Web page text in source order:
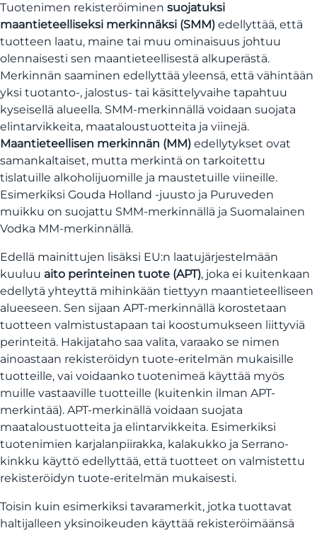
Tuotenimen rekisteröiminen suojatuksi
maantieteelliseksi merkinnäksi (SMM) edellyttää, että
tuotteen laatu, maine tai muu ominaisuus johtuu
olennaisesti sen maantieteellisestä alkuperästä.
Merkinnän saaminen edellyttää yleensä, että vähintään
yksi tuotanto-, jalostus- tai käsittelyvaihe tapahtuu
kyseisellä alueella. SMM-merkinnällä voidaan suojata
elintarvikkeita, maataloustuotteita ja viinejä.
Maantieteellisen merkinnän (MM) edellytykset ovat
samankaltaiset, mutta merkintä on tarkoitettu
tislatuille alkoholijuomille ja maustetuille viineille.
Esimerkiksi Gouda Holland -juusto ja Puruveden
muikku on suojattu SMM-merkinnällä ja Suomalainen
Vodka MM-merkinnällä.
Edellä mainittujen lisäksi EU:n laatujärjestelmään
kuuluu aito perinteinen tuote (APT), joka ei kuitenkaan
edellytä yhteyttä mihinkään tiettyyn maantieteelliseen
alueeseen. Sen sijaan APT-merkinnällä korostetaan
tuotteen valmistustapaan tai koostumukseen liittyviä
perinteitä. Hakijataho saa valita, varaako se nimen
ainoastaan rekisteröidyn tuote-eritelmän mukaisille
tuotteille, vai voidaanko tuotenimeä käyttää myös
muille vastaaville tuotteille (kuitenkin ilman APT-
merkintää). APT-merkinällä voidaan suojata
maataloustuotteita ja elintarvikkeita. Esimerkiksi
tuotenimien karjalanpiirakka, kalakukko ja Serrano-
kinkku käyttö edellyttää, että tuotteet on valmistettu
rekisteröidyn tuote-eritelmän mukaisesti.
Toisin kuin esimerkiksi tavaramerkit, jotka tuottavat
haltijalleen yksinoikeuden käyttää rekisteröimäänsä